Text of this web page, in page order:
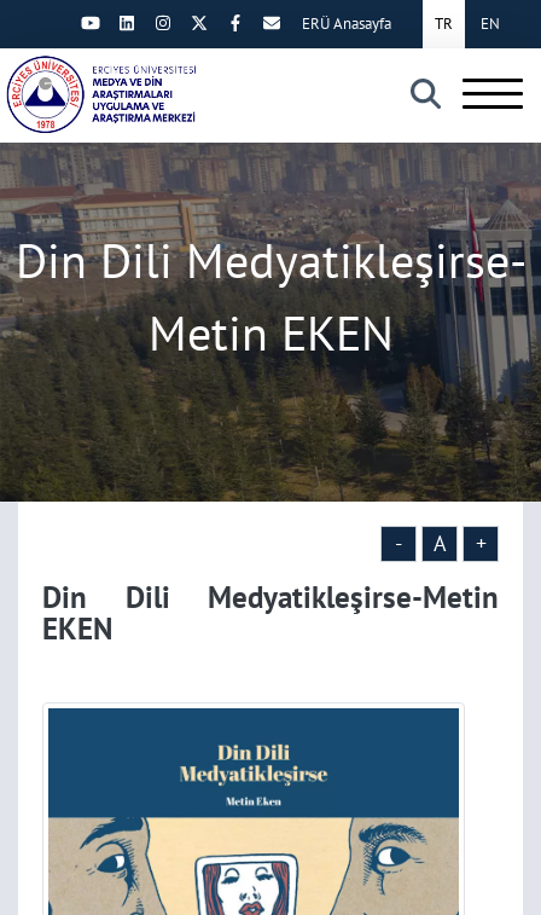
×
TR EN
ERÜ Anasayfa
Din Dili Medyatikleşirse-
Metin EKEN
- A +
Din Dili Medyatikleşirse-Metin
EKEN